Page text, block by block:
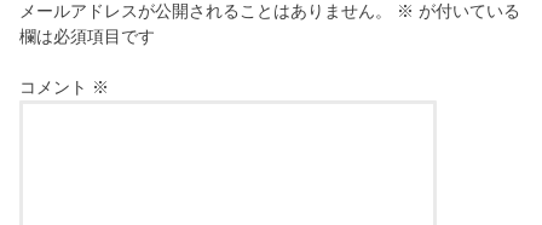
メールアドレスが公開されることはありません。 ※ が付いている
欄は必須項目です
コメント ※